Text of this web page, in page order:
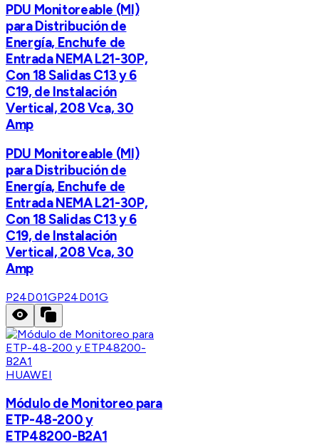
PDU Monitoreable (MI)
para Distribución de
Energía, Enchufe de
Entrada NEMA L21-30P,
Con 18 Salidas C13 y 6
C19, de Instalación
Vertical, 208 Vca, 30
Amp
PDU Monitoreable (MI)
para Distribución de
Energía, Enchufe de
Entrada NEMA L21-30P,
Con 18 Salidas C13 y 6
C19, de Instalación
Vertical, 208 Vca, 30
Amp
P24D01GP24D01G
HUAWEI
Módulo de Monitoreo para
ETP-48-200 y
ETP48200-B2A1